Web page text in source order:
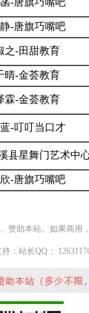
-唐旗巧嘴吧
之-田甜教育
晴-金荟教育
霖-金荟教育
-叮叮当口才
县星舞门艺术中
-唐旗巧嘴吧
赞助本站。如果商用
：站长QQ：